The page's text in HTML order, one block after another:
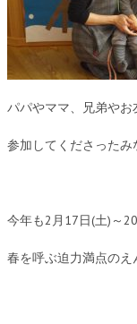
パパやママ、兄弟や
参加してくださったみ
今年も2月17日(土)～
春を呼ぶ迫力満点の